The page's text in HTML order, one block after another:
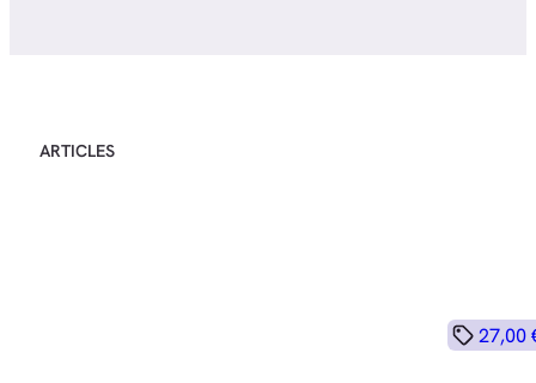
ARTICLES
27,00